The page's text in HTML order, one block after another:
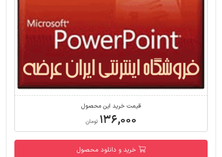
قیمت خرید این محصول
۱۳۶,۰۰۰ تومان
خرید و دانلود محصول